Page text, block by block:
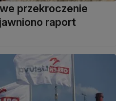
przekroczenie
raport